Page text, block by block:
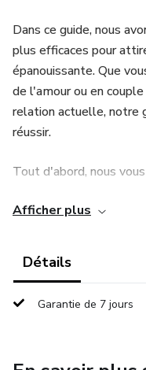
Dans ce guide, nous
plus efficaces pour
épanouissante. Que
de l'amour ou en
relation actuelle, notre
réussir.
Tout d'abord, nous
une image de vous-
efficace, vous aidant à
Nous vous
Afficher plus
Détails
Garantie de 7 jours